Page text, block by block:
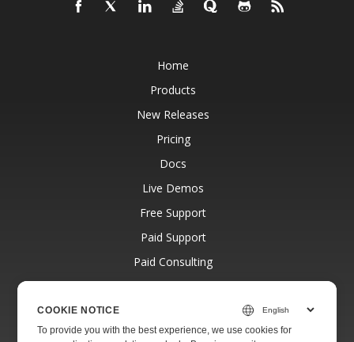
Home
Products
New Releases
Pricing
Docs
Live Demos
Free Support
Paid Support
Paid Consulting
Blog
About
COOKIE NOTICE
To provide you with the best experience, we use cookies for